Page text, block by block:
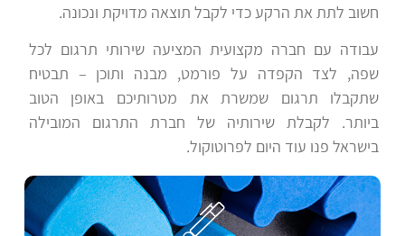
חשוב לתת את הרקע כדי לקבל תוצאה מדויקת ונכונה.
עבודה עם חברה מקצועית המציעה שירותי תרגום לכל
שפה, לצד הקפדה על פורמט, מבנה ותוכן – תבטיח
שתקבלו תרגום שמשרת את מטרותיכם באופן הטוב
ביותר. לקבלת שירותיה של חברת התרגום המובילה
בישראל פנו עוד היום לפרוטוקול.